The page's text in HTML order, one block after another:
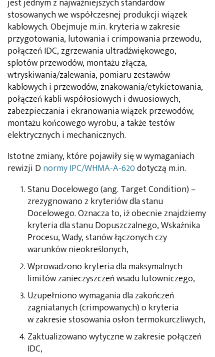
stosowanych we współczesnej produkcji wiązek
kablowych. Obejmuje m.in. kryteria w zakresie
przygotowania, lutowania i crimpowania przewodu,
połączeń IDC, zgrzewania ultradźwiękowego,
splotów przewodów, montażu złącza,
wtryskiwania/zalewania, pomiaru zestawów
kablowych i przewodów, znakowania/etykietowania,
połączeń kabli współosiowych i dwuosiowych,
zabezpieczania i ekranowania wiązek przewodów,
montażu końcowego wyrobu, a także testów
elektrycznych i mechanicznych.
Istotne zmiany, które pojawiły się w wymaganiach
rewizji D normy IPC/WHMA-A-620dotyczą m.in.
Stanu Docelowego (ang. Target Condition) –
zrezygnowano z kryteriów dla stanu
Docelowego. Oznacza to, iż obecnie znajdziemy
kryteria dla stanu Dopuszczalnego, Wskaźnika
Procesu, Wady, stanów łączonych czy
warunków nieokreślonych,
Wprowadzono kryteria dla maksymalnych
limitów zanieczyszczeń wsadu lutowniczego,
Uzupełniono wymagania dla zakończeń
zagniatanych (crimpowanych) o kryteria
w zakresie stosowania osłon termokurczliwych,
Zaktualizowano wytyczne w zakresie połączeń
IDC,